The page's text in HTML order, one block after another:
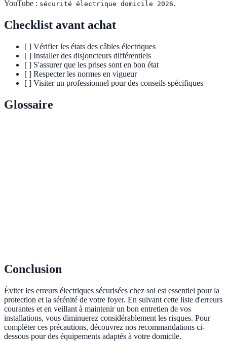
YouTube : sécurité électrique domicile 2026.
Checklist avant achat
[ ] Vérifier les états des câbles électriques
[ ] Installer des disjoncteurs différentiels
[ ] S'assurer que les prises sont en bon état
[ ] Respecter les normes en vigueur
[ ] Visiter un professionnel pour des conseils spécifiques
Glossaire
Conclusion
Éviter les erreurs électriques sécurisées chez soi est essentiel pour la
protection et la sérénité de votre foyer. En suivant cette liste d'erreurs
courantes et en veillant à maintenir un bon entretien de vos
installations, vous diminuerez considérablement les risques. Pour
compléter ces précautions, découvrez nos recommandations ci-
dessous pour des équipements adaptés à votre domicile.